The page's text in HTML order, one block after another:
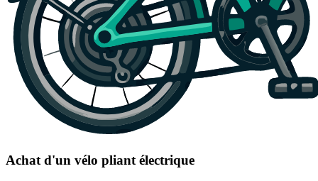
Achat d'un vélo pliant électrique